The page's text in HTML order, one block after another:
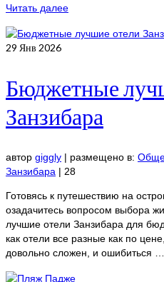
Читать далее
29 Янв 2026
Бюджетные
Занзибара
автор giggly | размещено в:
Занзибара | 28
Готовясь к путешествию на
озадачитесь вопросом выбора
лучшие отели Занзибара для
как отели все разные как по
довольно сложен, и ошибиться …